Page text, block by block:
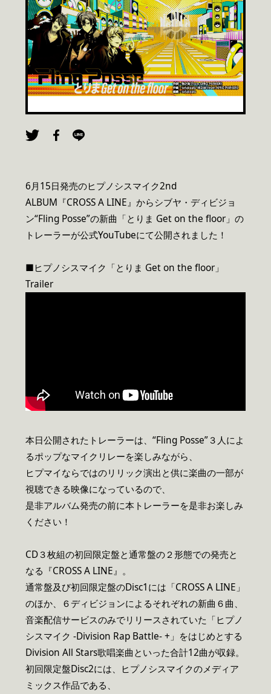
6月15日発売のヒプノシスマイク2nd
ALBUM『CROSS A LINE』からシブヤ・ディビジョ
ン“Fling Posse”の新曲「とりま Get on the floor」の
トレーラーが公式YouTubeにて公開されました！
■ヒプノシスマイク「とりま Get on the floor」
Trailer
本日公開されたトレーラーは、“Fling Posse”３人によ
るポップなマイクリレーを楽しみながら、
ヒプマイならではのリリック演出と供に楽曲の一部が
視聴できる映像になっているので、
是非アルバム発売の前に本トレーラーを是非お楽しみ
ください！
CD３枚組の初回限定盤と通常盤の２形態での発売と
なる『CROSS A LINE』。
通常盤及び初回限定盤のDisc1には「CROSS A LINE」
のほか、６ディビジョンによるそれぞれの新曲６曲、
音楽配信サービスのみでリリースされていた「ヒプノ
シスマイク -Division Rap Battle- +」をはじめとする
Division All Stars歌唱楽曲といった合計12曲が収録。
初回限定盤Disc2には、ヒプノシスマイクのメディア
ミックス作品である、